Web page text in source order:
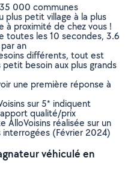
000 communes
plus petit village à la plus
à proximité de chez vous !
toutes les 10 secondes, 3.6
an
différents, tout est
petit besoin aux plus grands
une première réponse à
sur 5* indiquent
qualité/prix
AlloVoisins réalisée sur un
(Février 2024)
véhiculé en